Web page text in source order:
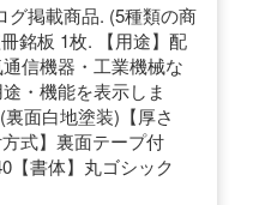
グ掲載商品. (5種類の商
銘板 1枚. 【用途】配
信機器・工業機械な
・機能を表示しま
面白地塗装)【厚さ
式】裏面テープ付
【書体】丸ゴシック